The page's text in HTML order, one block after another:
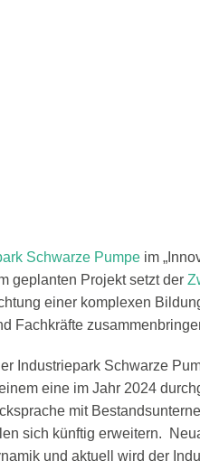
Schwarze Pumpeim
geplanten Projekt setzt der
einer komplexen
Fachkräfte
Industriepark Schwarze
eine im Jahr 2024
mit
sich künftig erweitern.
und aktuell wird der